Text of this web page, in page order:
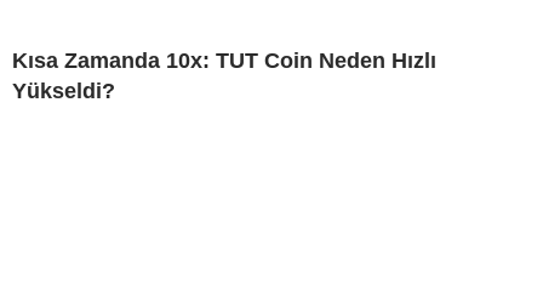
Kısa Zamanda 10x: TUT Coin Neden Hızlı
Yükseldi?